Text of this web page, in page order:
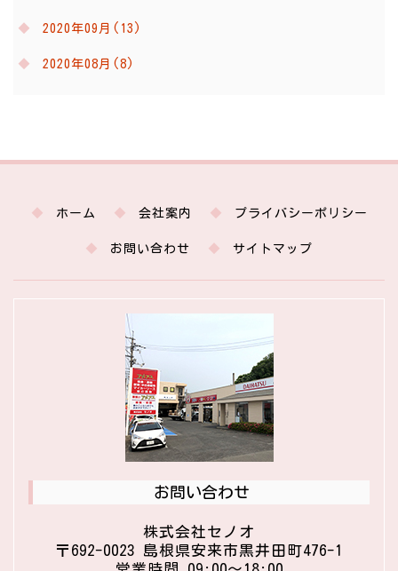
2020年09月(13)
2020年08月(8)
ホーム 会社案内 プライバシーポリシー
お問い合わせ サイトマップ
お問い合わせ
株式会社セノオ
〒692-0023 島根県安来市黒井田町476-1